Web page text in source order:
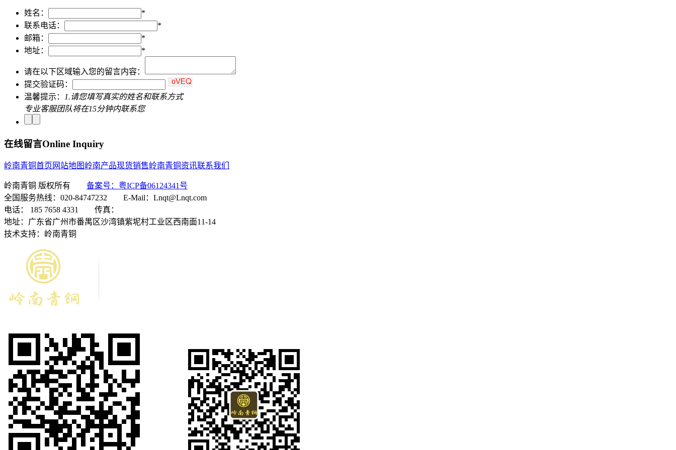
姓名：
*
联系电话：
*
邮箱：
*
地址：
*
请在以下区域输入您的留言内容：
提交验证码：
温馨提示：
1.请您填写真实的姓名和联系方式
专业客服团队将在15分钟内联系您
在线留言Online Inquiry
岭南青铜首页 网站地图 岭南产品现货销售岭南青铜资讯联系我们
岭南青铜 版权所有 备案号：粤ICP备06124341号
全国服务热线：020-84747232 E-Mail：Lnqt@Lnqt.com
电话： 185 7658 4331 传真：
地址：广东省广州市番禺区沙湾镇紫坭村工业区西南面11-14
技术支持：岭南青铜